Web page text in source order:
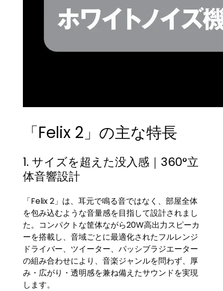
「Felix 2」の主な特長
1. サイズを超えた没入感｜360°立
体音響設計
「Felix 2」は、耳元で鳴る音ではなく、部屋全体
を包み込むような音量感を目指して設計されまし
た。コンパクトな筐体ながら20W高出力スピーカ
ーを搭載し、音域ごとに最適化されたフルレンジ
ドライバー、ツイーター、パッシブラジエーター
の組み合わせにより、音楽ジャンルを問わず、厚
み・広がり・透明感を兼ね備えたサウンドを実現
します。